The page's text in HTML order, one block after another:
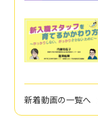
新着動画の一覧へ